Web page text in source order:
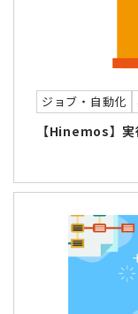
ジョブ・自動化
【Hinemos】